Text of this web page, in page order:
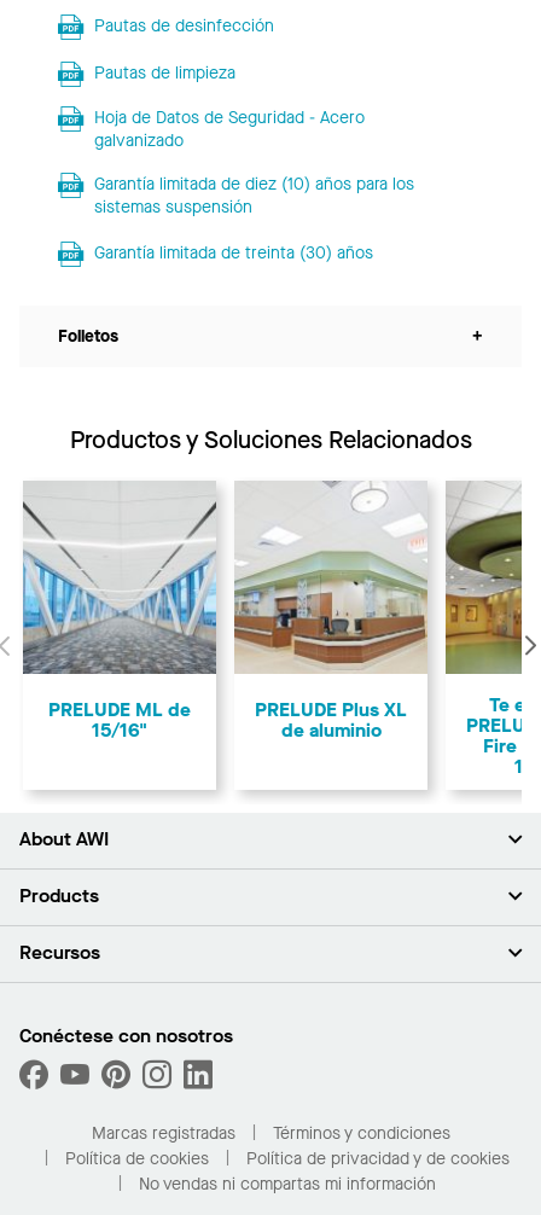
Pautas de desinfección
Pautas de limpieza
Hoja de Datos de Seguridad - Acero
galvanizado
Garantía limitada de diez (10) años para los
sistemas suspensión
Garantía limitada de treinta (30) años
Folletos +
Productos y Soluciones Relacionados
Anterior
PRELUDE ML de
15/16"
PRELUDE Plus XL
de aluminio
Te
Fire
About AWI
Acerca de nosotros
Sala de prensa
Sustentabilidad
¿Cuáles son mis opciones de compra?
Products
Plafones
Capacidades personalizadas
Desempeño
Recursos
Buscar un distribuidor
Solicitar muestras
Compre en línea con Kanopi
Para el hogar
Conéctese con nosotros
Marcas registradas
Términos y condiciones
Política de cookies
Política de privacidad y de cookies
No vendas ni compartas mi información